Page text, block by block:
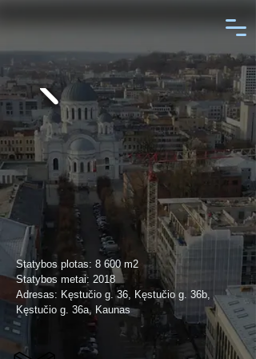
Statybos plotas: 8 600 m2
Statybos metai: 2018
Adresas: Kęstučio g. 36, Kęstučio g. 36b,
Kęstučio g. 36a, Kaunas